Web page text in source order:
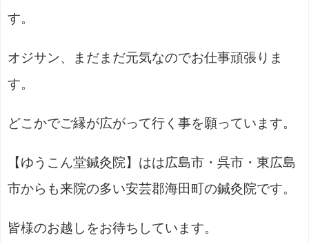
す。
オジサン、まだまだ元気なのでお仕事頑張りま
す。
どこかでご縁が広がって行く事を願っています。
【ゆうこん堂鍼灸院】はは広島市・呉市・東広島
市からも来院の多い安芸郡海田町の鍼灸院です。
皆様のお越しをお待ちしています。